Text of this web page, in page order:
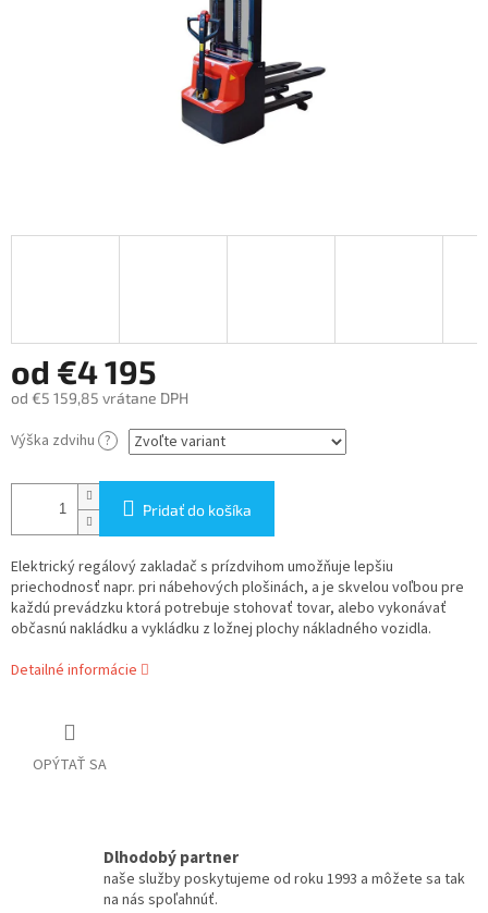
od €4 195
od €5 159,85 vrátane DPH
cena:
Výška zdvihu ?
Pridať do košíka
Elektrický regálový zakladač s prízdvihom umožňuje lepšiu
priechodnosť napr. pri nábehových plošinách, a je skvelou voľbou pre
každú prevádzku ktorá potrebuje stohovať tovar, alebo vykonávať
občasnú nakládku a vykládku z ložnej plochy nákladného vozidla.
Detailné informácie
OPÝTAŤ SA
Dlhodobý partner
naše služby poskytujeme od roku 1993 a môžete sa tak
na nás spoľahnúť.